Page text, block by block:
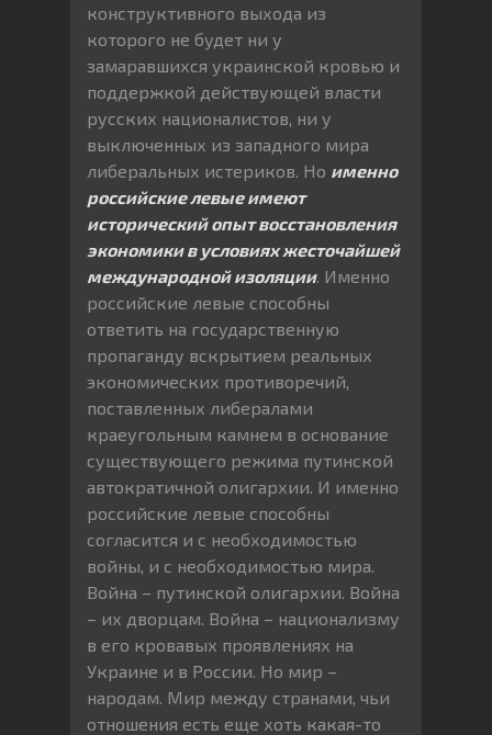
конструктивного выхода из
которого не будет ни у
замаравшихся украинской кровью и
поддержкой действующей власти
русских националистов, ни у
выключенных из западного мира
либеральных истериков. Но именно
российские левые имеют
исторический опыт восстановления
экономики в условиях жесточайшей
международной изоляции. Именно
российские левые способны
ответить на государственную
пропаганду вскрытием реальных
экономических противоречий,
поставленных либералами
краеугольным камнем в основание
существующего режима путинской
автократичной олигархии. И именно
российские левые способны
согласится и с необходимостью
войны, и с необходимостью мира.
Война – путинской олигархии. Война
– их дворцам. Война – национализму
в его кровавых проявлениях на
Украине и в России. Но мир –
народам. Мир между странами, чьи
отношения есть еще хоть какая-то